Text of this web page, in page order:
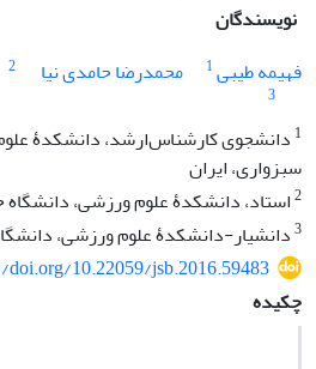
نویسندگان
فهیمه طیبی1 محمدرضا حامدی نیا 2
3
1 دانشجوی کارشناس‌ارشد، دانشکدۀ
سبزواری، ایران
2استاد، دانشکدۀ علوم ورزشی،
3دانشیار-دانشکدۀ علوم ورزشی،
10.22059/jsb.2016.59483
چکیده